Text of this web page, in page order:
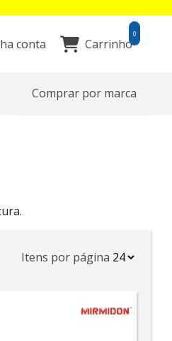
conta Carrinho
0
Comprar por marca
Itens por página